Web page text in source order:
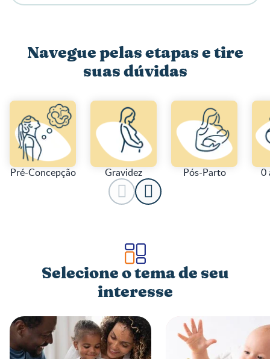
Navegue pelas etapas e tire
suas dúvidas
Pré-Concepção Gravidez Pós-Parto 0
Selecione o tema de seu
interesse